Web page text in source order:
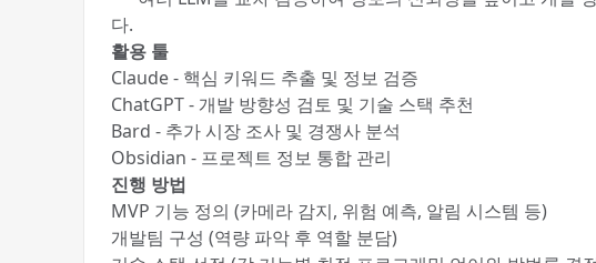
다.
활용 툴
Claude - 핵심 키워드 추출 및 정보 검증
ChatGPT - 개발 방향성 검토 및 기술 스택 추천
Bard - 추가 시장 조사 및 경쟁사 분석
Obsidian - 프로젝트 정보 통합 관리
진행 방법
MVP 기능 정의 (카메라 감지, 위험 예측, 알림 시스템 등)
개발팀 구성 (역량 파악 후 역할 분담)